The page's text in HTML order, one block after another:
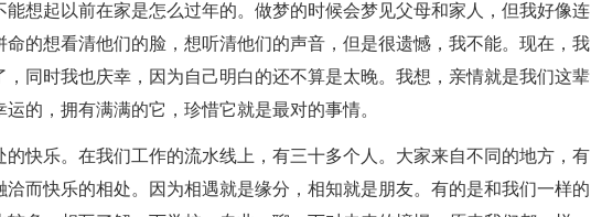
想起以前在家是怎么过年的。做梦的时候会梦见父母和家人，但我好像连
的想看清他们的脸，想听清他们的声音，但是很遗憾，我不能。现在，我
同时我也庆幸，因为自己明白的还不算是太晚。我想，亲情就是我们这辈
的，拥有满满的它，珍惜它就是最对的事情。
的快乐。在我们工作的流水线上，有三十多个人。大家来自不同的地方，有
而快乐的相处。因为相遇就是缘分，相知就是朋友。有的是和我们一样的